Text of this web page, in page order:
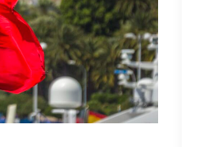
na fin trhoch
roku mohli investori
novú skratku, z ktorej